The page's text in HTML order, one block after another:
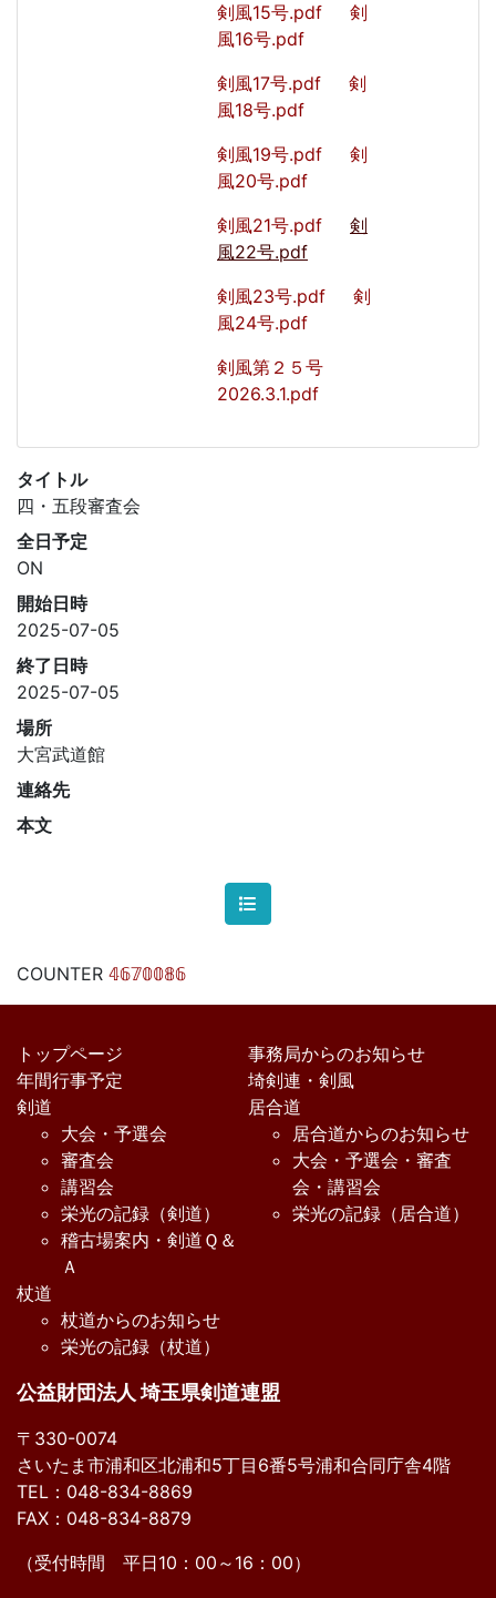
タイトル
四・五段審査会
全日予定
ON
開始日時
2025-07-05
終了日時
2025-07-05
場所
大宮武道館
連絡先
本文
COUNTER 𝟜𝟞𝟟𝟘𝟘𝟠𝟞
剣風15号.pdf 剣
風16号.pdf
剣風17号.pdf 剣
風18号.pdf
剣風19号.pdf 剣
風20号.pdf
剣風21号.pdf 剣
風22号.pdf
剣風23号.pdf 剣
風24号.pdf
剣風第２５号
2026.3.1.pdf
トップページ
事務局からのお知らせ
年間行事予定
埼剣連・剣風
剣道
大会・予選会
審査会
講習会
栄光の記録（剣道）
稽古場案内・剣道Ｑ＆
Ａ
居合道
居合道からのお知らせ
大会・予選会・審査
会・講習会
栄光の記録（居合道）
杖道
杖道からのお知らせ
栄光の記録（杖道）
公益財団法人 埼玉県剣道連盟
〒330-0074
さいたま市浦和区北浦和5丁目6番5号浦和合同庁舎4階
TEL：048-834-8869
FAX：048-834-8879
（受付時間 平日10：00～16：00）